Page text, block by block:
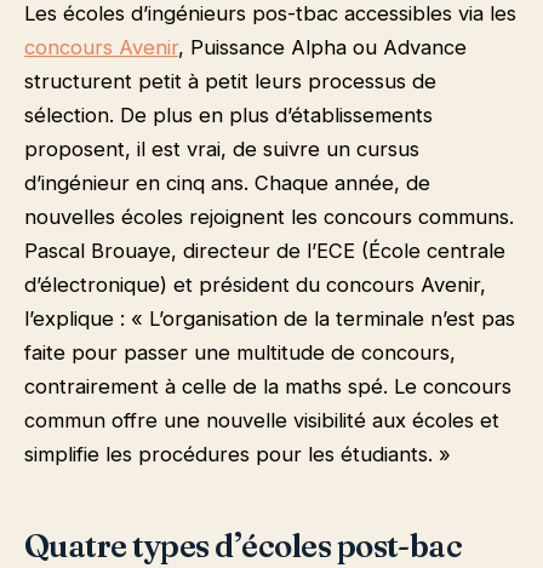
Les écoles d’ingénieurs pos-tbac accessibles via les
concours Avenir, Puissance Alpha ou Advance
structurent petit à petit leurs processus de
sélection. De plus en plus d’établissements
proposent, il est vrai, de suivre un cursus
d’ingénieur en cinq ans. Chaque année, de
nouvelles écoles rejoignent les concours communs.
Pascal Brouaye, directeur de l’ECE (École centrale
d’électronique) et président du concours Avenir,
l’explique : « L’organisation de la terminale n’est pas
faite pour passer une multitude de concours,
contrairement à celle de la maths spé. Le concours
commun offre une nouvelle visibilité aux écoles et
simplifie les procédures pour les étudiants. »
Quatre types d’écoles post-bac